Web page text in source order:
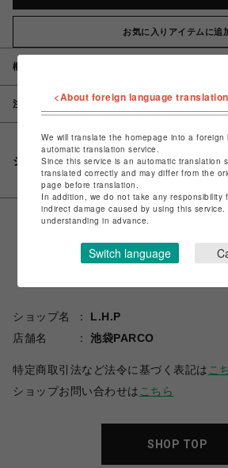
お気に入りアイテムに追
概要
注意事項
シェアする
ショップ名
L.H.P
店舗名
池袋PARCO
特定商取引法など法令に基づく表記は こ
ショップお問い合わせは こちら
SHOP TOP
<About foreign language
We will translate the homepage into a
automatic translation service.
Since this service is an automatic translation
translated correctly and may differ from the
page before translation.
In addition, we do not take any responsibility
indirect damage caused by using this
understanding in advance.
Switch language